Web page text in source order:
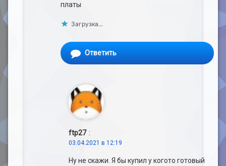
платы
Загрузка...
Ответить
ftp27 :
03.04.2021 в 12:19
Ну не скажи. Я бы купил у когото готовый